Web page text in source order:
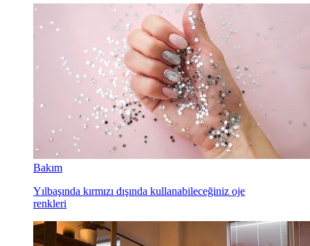
Bakım
Yılbaşında kırmızı dışında kullanabileceğiniz oje
renkleri